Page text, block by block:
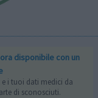
disponibile con un
i tuoi dati medici da
di sconosciuti.